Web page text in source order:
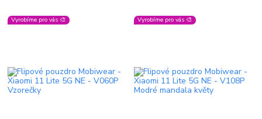
Vyrobíme pro vás 🎨 Vyrobíme pro vás 🎨